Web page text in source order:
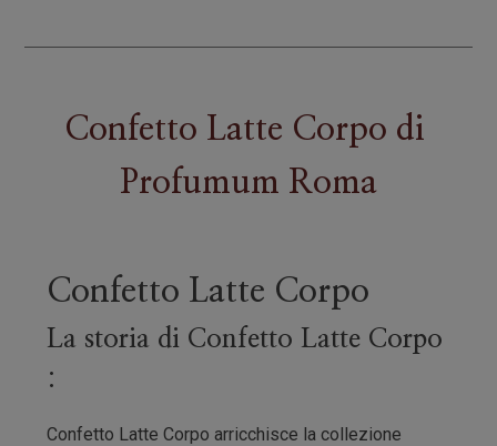
Confetto Latte Corpo di
Profumum Roma
Confetto Latte Corpo
La storia di Confetto Latte Corpo
:
Confetto Latte Corpo arricchisce la collezione